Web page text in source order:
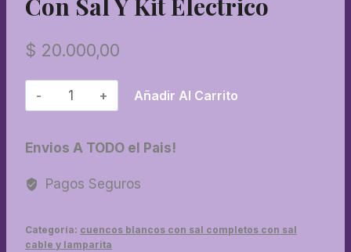
$ 20.000,00
03-
Esfera
grande
sal
kit
Añadir Al Carrito
Envios A TODO el Pais!
Pagos Seguros
Categoría: cuencos blancos con sal completos con sal
cable y lamparita